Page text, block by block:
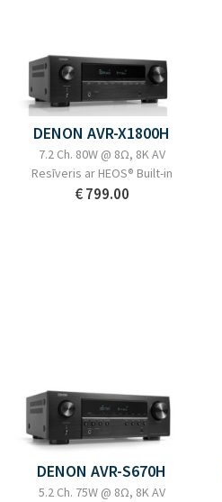
DENON AVR-X1800H
7.2 Ch. 80W @ 8Ω, 8K AV
Resīveris ar HEOS® Built-in
€ 799.00
DENON AVR-S670H
5.2 Ch. 75W @ 8Ω, 8K AV